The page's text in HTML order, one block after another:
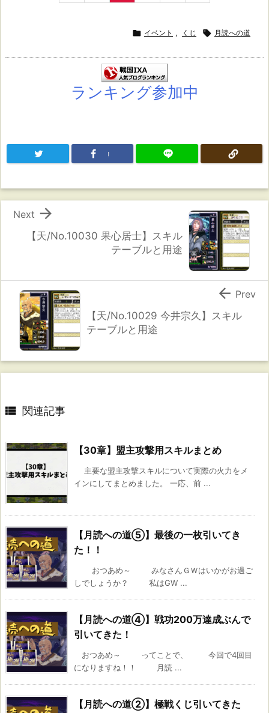
 イベント , くじ  月読への道
ランキング参加中
!
【天/No.10030 果心居士】スキル
テーブルと用途

Next
【天/No.10029 今井宗久】スキル
テーブルと用途
 Prev
 関連記事
【30章】盟主攻撃用スキルまとめ
主要な盟主攻撃スキルについて実際の火力をメ
インにしてまとめました。 一応、前 ...
【月読への道⑤】最後の一枚引いてき
た！！
おつあめ～ みなさんＧＷはいかがお過ご
しでしょうか？ 私はGW ...
【月読への道④】戦功200万達成ぶんで
引いてきた！
おつあめ～ ってことで、 今回で4回目
になりますね！！ 月読 ...
【月読への道②】極戦くじ引いてきた